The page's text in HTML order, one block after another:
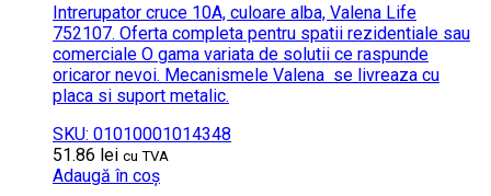
Intrerupator cruce 10A, culoare alba, Valena Life
752107. Oferta completa pentru spatii rezidentiale sau
comerciale O gama variata de solutii ce raspunde
oricaror nevoi. Mecanismele Valena se livreaza cu
placa si suport metalic.
SKU: 01010001014348
51.86 lei cu TVA
Adaugă în coș